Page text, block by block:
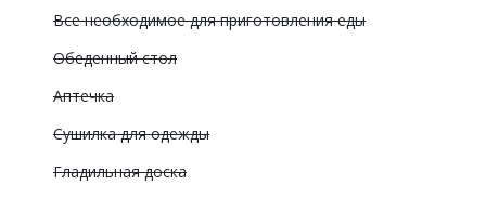
Все необходимое для приготовления еды
Обеденный стол
Аптечка
Сушилка для одежды
Гладильная доска